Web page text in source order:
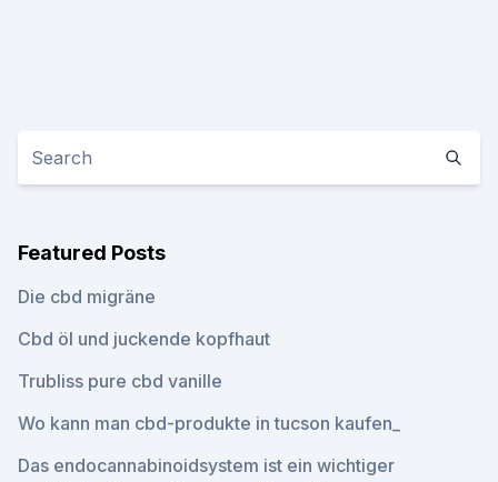
Featured Posts
Die cbd migräne
Cbd öl und juckende kopfhaut
Trubliss pure cbd vanille
Wo kann man cbd-produkte in tucson kaufen_
Das endocannabinoidsystem ist ein wichtiger